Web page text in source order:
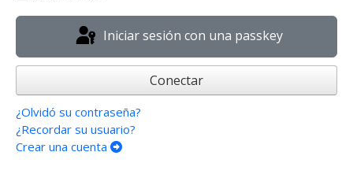
Iniciar sesión con una passkey
Conectar
¿Olvidó su contraseña?
¿Recordar su usuario?
Crear una cuenta